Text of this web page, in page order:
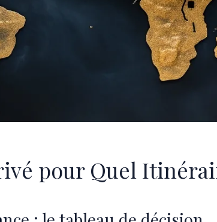
pour Quel